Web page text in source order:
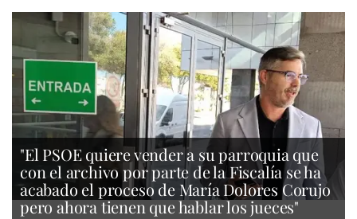
"El PSOE quiere vender a su parroquia que
con el archivo por parte de la Fiscalía se ha
acabado el proceso de María Dolores Corujo
pero ahora tienen que hablar los jueces"